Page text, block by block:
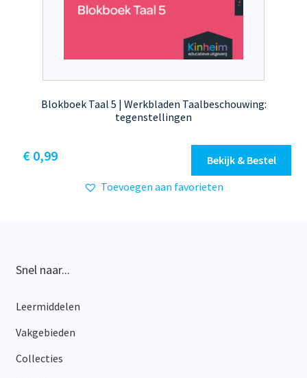
Blokboek Taal 5 | Werkbladen Taalbeschouwing:
tegenstellingen
€0,99
Bekijk & Bestel
Toevoegen aan favorieten
Snel naar...
Leermiddelen
Vakgebieden
Collecties